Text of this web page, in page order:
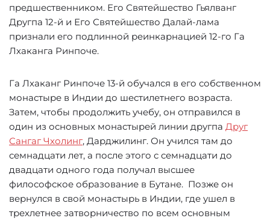
предшественником. Его Святейшество Гьялванг
Другпа 12-й и Его Святейшество Далай-лама
признали его подлинной реинкарнацией 12-го Га
Лхаканга Ринпоче.
Га Лхаканг Ринпоче 13-й обучался в его собственном
монастыре в Индии до шестилетнего возраста.
Затем, чтобы продолжить учебу, он отправился в
один из основных монастырей линии другпа Друг
Сангаг Чхолинг, Дарджилинг. Он учился там до
семнадцати лет, а после этого с семнадцати до
двадцати одного года получал высшее
философское образование в Бутане. Позже он
вернулся в свой монастырь в Индии, где ушел в
трехлетнее затворничество по всем основным